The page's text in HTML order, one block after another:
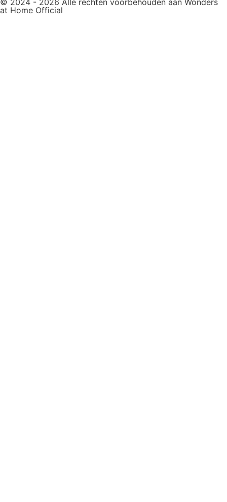
© 2024 - 2026 Alle rechten voorbehouden aan Wonders
at Home Official